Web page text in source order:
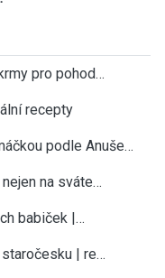
pro pohod…
recepty
podle Anuše…
na sváte…
babiček |…
| re…